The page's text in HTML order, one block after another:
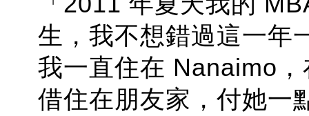
生，我不想錯過這一年
我一直住在 Nanaimo
借住在朋友家，付她一